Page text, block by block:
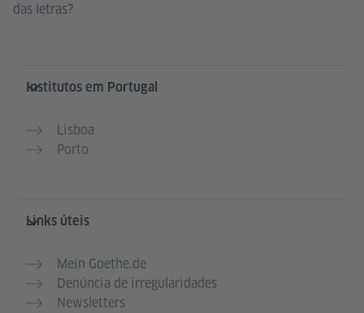
das letras?
Service- und Informationsbereich
Institutos em Portugal
Lisboa
Porto
Links úteis
Mein Goethe.de
Denúncia de irregularidades
Newsletters